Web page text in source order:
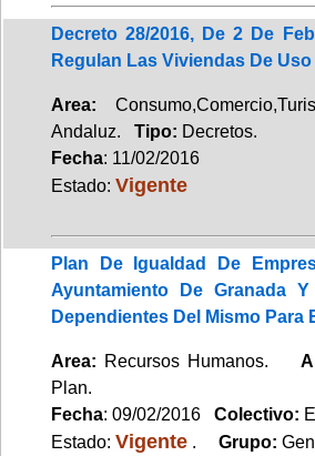
Decreto 28/2016, De 2 De
Regulan Las Viviendas De
Area:
Andaluz. Tipo: Decretos.
Fecha: 11/02/2016
Estado: Vigente
Plan De Igualdad De
Ayuntamiento De Granada
Dependientes Del Mismo Para
Area: Recursos Humanos.
Plan.
Fecha: 09/02/2016 Colectivo:
Estado: Vigente . Grupo: